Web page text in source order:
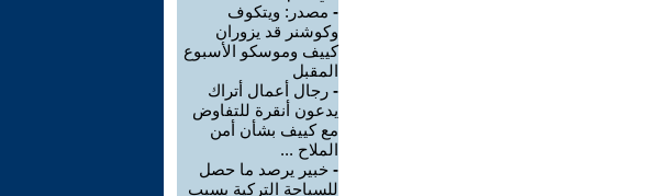
- مصدر: ويتكوف
وكوشنر قد يزوران
كييف وموسكو الأسبوع
المقبل
- رجال أعمال أتراك
يدعون أنقرة للتفاوض
مع كييف بشأن أمن
الملاح ...
- خبير يرصد ما حصل
للسياحة التركية بسبب